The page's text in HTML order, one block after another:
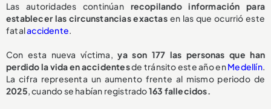
Las autoridades continúan recopilando información para
establecer las circunstancias exactasen las que ocurrió este
fatalaccidente.
Con esta nueva víctima,ya son 177 las personas que han
perdido la vida en accidentesde tránsito este año enMedellín.
La cifra representa un aumento frente al mismo periodo de
2025, cuando se habían registrado163 fallecidos.